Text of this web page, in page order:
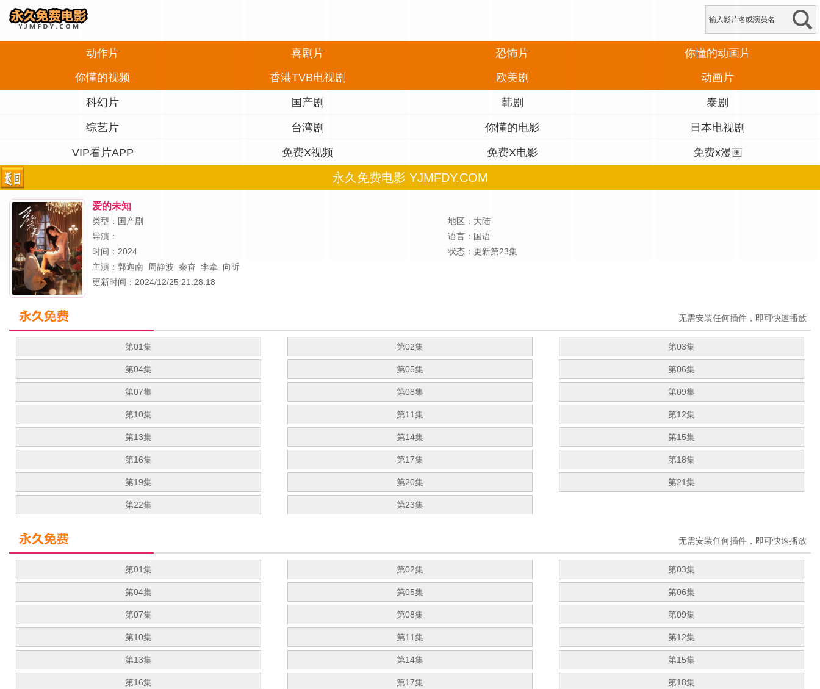
动作片 喜剧片 恐怖片
你懂的动画片
你懂的视频
香港TVB电视剧 欧美剧 动画片
科幻片 国产剧 韩剧 泰剧
综艺片 台湾剧 你懂的电影 日本电视剧
VIP看片APP 免费X视频 免费X电影 免费x漫画
永久免费电影 YJMFDY.COM
爱的未知
类型：国产剧
地区：大陆
导演：
语言：国语
时间：2024
状态：更新第23集
主演： 郭迦南 周静波 秦奋 李牵
向昕
更新时间：2024/12/25 21:28:18
无需安装任何插件，即可快速播放
第01集 第02集 第03集
第04集 第05集 第06集
第07集 第08集 第09集
第10集 第11集 第12集
第13集 第14集 第15集
第16集 第17集 第18集
第19集 第20集 第21集
第22集 第23集
无需安装任何插件，即可快速播放
第01集 第02集 第03集
第04集 第05集 第06集
第07集 第08集 第09集
第10集 第11集 第12集
第13集 第14集 第15集
第16集 第17集 第18集